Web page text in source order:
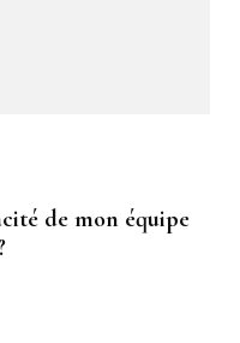
de mon équipe